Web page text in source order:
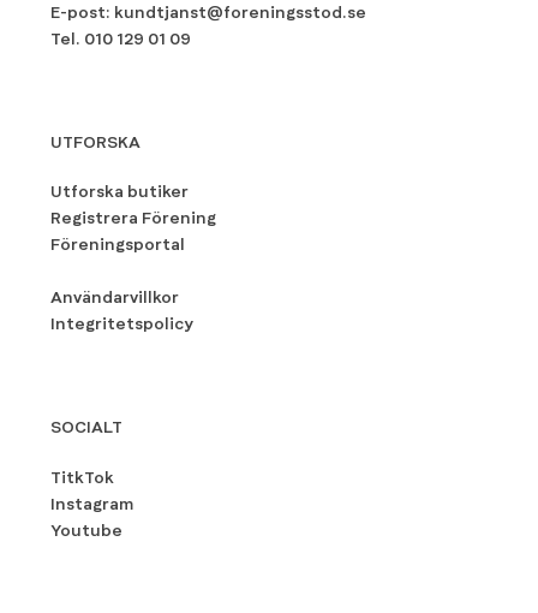
E-post: kundtjanst@foreningsstod.se
Tel. 010 129 01 09
UTFORSKA
Utforska butiker
Registrera Förening
Föreningsportal
Användarvillkor
Integritetspolicy
SOCIALT
TitkTok
Instagram
Youtube